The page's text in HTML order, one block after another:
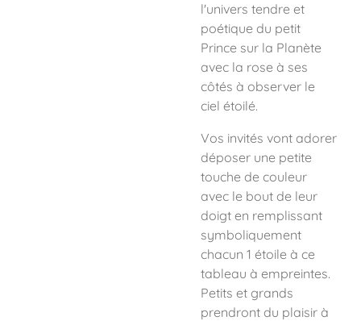
l'univers tendre et
poétique du petit
Prince sur la Planète
avec la rose à ses
côtés à observer le
ciel étoilé.
Vos invités vont adorer
déposer une petite
touche de couleur
avec le bout de leur
doigt en remplissant
symboliquement
chacun 1 étoile à ce
tableau à empreintes.
Petits et grands
prendront du plaisir à